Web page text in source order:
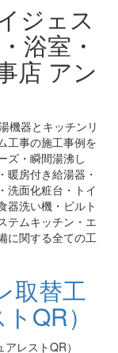
ジェス
浴室・
店 アン
機器とキッチンリ
工事の施工事例を
ズ・瞬間湯沸し
暖房付き給湯器・
洗面化粧台・トイ
器洗い機・ビルト
テムキッチン・エ
に関する全ての工
取替工
QR）